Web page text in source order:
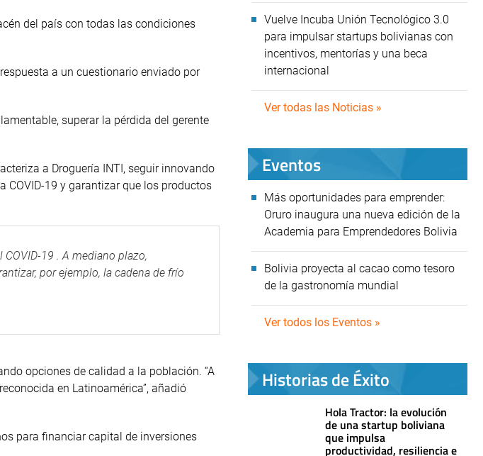
del país con todas las condiciones
a un cuestionario enviado por
superar la pérdida del gerente
a Droguería INTI, seguir innovando
COVID-19 y garantizar que los productos
19 . A mediano plazo,
por ejemplo, la cadena de frío
opciones de calidad a la población. “A
en Latinoamérica”, añadió
para financiar capital de inversiones
Vuelve Incuba Unión Tecnológico 3.0
para impulsar startups bolivianas con
incentivos, mentorías y una beca
internacional
Ver todas las Noticias »
Eventos
Más oportunidades para emprender:
Oruro inaugura una nueva edición de la
Academia para Emprendedores Bolivia
Bolivia proyecta al cacao como tesoro
de la gastronomía mundial
Ver todos los Eventos »
Historias de Éxito
Hola Tractor: la evolución
de una startup boliviana
que impulsa
productividad, resiliencia e